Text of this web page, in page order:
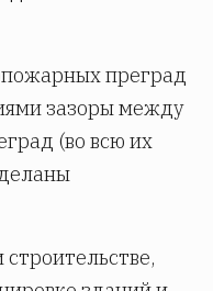
преград
зазоры между
(во всю их
строительстве,